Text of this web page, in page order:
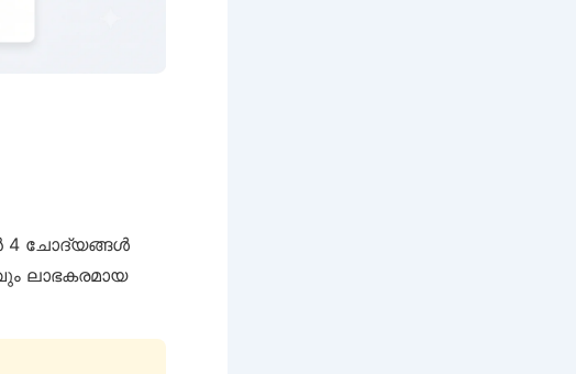
4 ചോദ്യങ്ങൾ
ലാഭകരമായ